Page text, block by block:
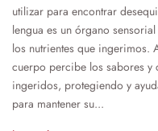
utilizar para encontrar
lengua es un órgano
los nutrientes que ingerimos.
cuerpo percibe los sabores y
ingeridos, protegiendo y
para mantener su...